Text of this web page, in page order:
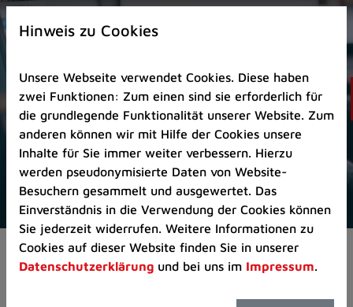
Zur
Startseite
Zum
Seitenanfang
springen
(Schnelltaste
A)
Zur
Navigation/Menü
springen
(Schnelltaste
M)
Zur
Aktuelles Pressemitteilungen
Hinweis zu Cookies
Unsere Webseite verwendet Cookies. Diese haben
zwei Funktionen: Zum einen sind sie erforderlich für
die grundlegende Funktionalität unserer Website. Zum
anderen können wir mit Hilfe der Cookies unsere
Inhalte für Sie immer weiter verbessern. Hierzu
werden pseudonymisierte Daten von Website-
Besuchern gesammelt und ausgewertet. Das
Einverständnis in die Verwendung der Cookies können
Sie jederzeit widerrufen. Weitere Informationen zu
Cookies auf dieser Website finden Sie in unserer
Datenschutzerklärung und bei uns im Impressum.